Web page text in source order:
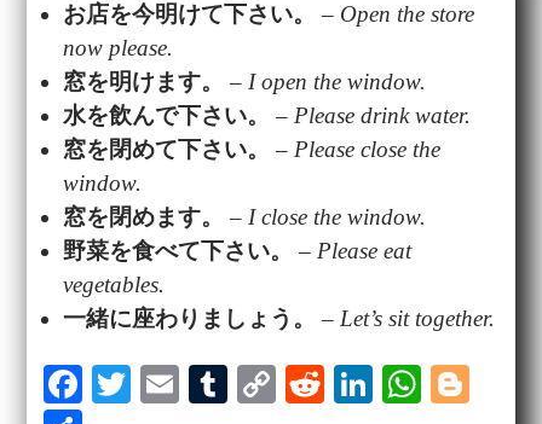
お店を今明けて下さい。 – Open the store
now please.
窓を明けます。–I open the window.
水を飲んで下さい。–Please drink water.
窓を閉めて下さい。–Please close the
window.
窓を閉めます。–I close the window.
野菜を食べて下さい。–Please eat
vegetables.
一緒に座わりましょう。–Let’s sit together.
Fa T
E
T
C
R
Li
W